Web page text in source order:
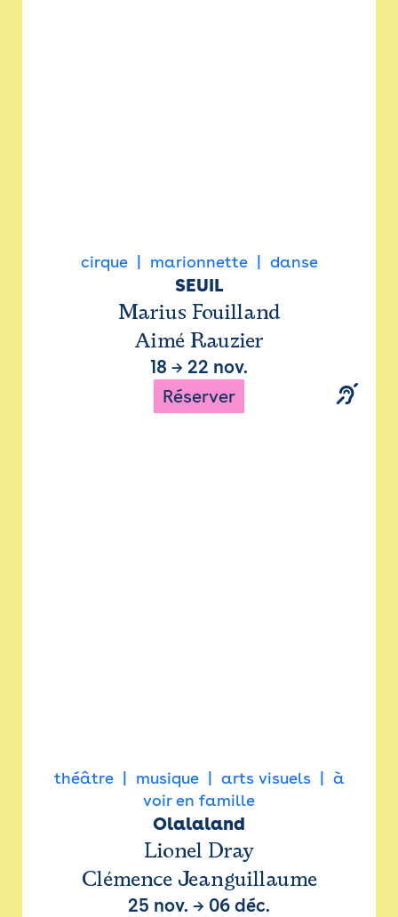
cirque marionnette danse
SEUIL
Marius Fouilland
Aimé Rauzier
18 → 22 nov.
Réserver
théâtre musique arts visuels
à
voir en famille
Olalaland
Lionel Dray
Clémence Jeanguillaume
25 nov. → 06 déc.